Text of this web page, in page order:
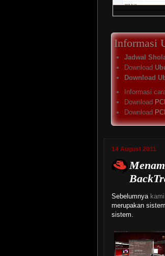
Kembali
Informasi
Jadwal
Download
Download
Informasi
Download
Download
14 August 2011
Sebelumnya kami
merupakan
sistem.